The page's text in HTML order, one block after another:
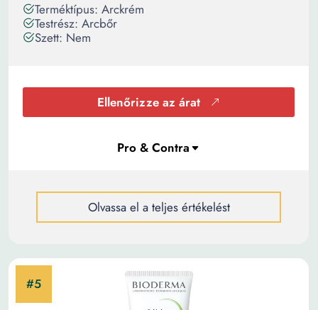
Terméktípus: Arckrém
Testrész: Arcbőr
Szett: Nem
Ellenőrizze az árat
Olvassa el a teljes értékelést